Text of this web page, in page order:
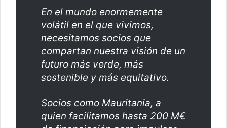
En el mundo enormemente
volátil en el que vivimos,
necesitamos socios que
compartan nuestra visión de un
futuro más verde, más
sostenible y más equitativo.
Socios como Mauritania, a
quien facilitamos hasta 200 M€